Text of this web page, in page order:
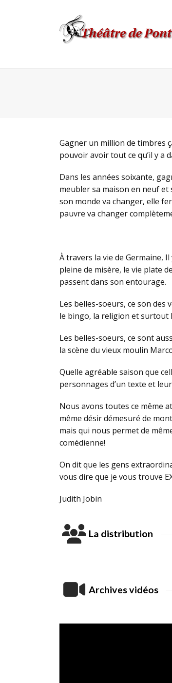
Gagner un million de timbres
pouvoir avoir tout ce qu’il y a
Dans les années soixante,
meubler sa maison en neuf
son monde va changer, elle
pauvre va changer
À travers la vie de Germaine,
pleine de misère, le vie plate
passent dans son entourage.
Les belles-soeurs, ce son des
le bingo, la religion et surtout
Les belles-soeurs, ce sont
la scène du vieux moulin
Quelle agréable saison que
personnages d’un texte et
Nous avons toutes ce même
même désir démesuré de
mais qui nous permet de
comédienne!
On dit que les gens
vous dire que je vous trouve
Judith Jobin
La distribution
Archives vidéos